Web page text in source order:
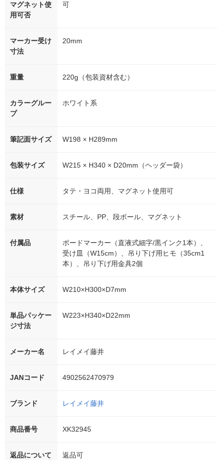
マグネット使
用可否
可
マーカー受け
寸法
20mm
重量 220g（包装資材含む）
カラーグルー
プ
ホワイト系
筆記面サイズ W198 × H289mm
包装サイズ W215 × H340 × D20mm（ヘッダー袋）
仕様 タテ・ヨコ両用、マグネット使用可
素材 スチール、PP、段ボール、マグネット
付属品
ボードマーカー（直液式細字/黒インク1本）、
受け皿（W15cm）、吊り下げ用ヒモ（35cm1
本）、吊り下げ用金具2個
本体サイズ W210×H300×D7mm
単品パッケー
ジ寸法
W223×H340×D22mm
メーカー名 レイメイ藤井
JANコード 4902562470979
ブランド レイメイ藤井
商品番号 XK32945
返品について
返品可